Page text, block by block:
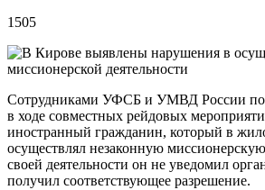
1505
Сотрудниками УФСБ и УМВД России по
в ходе совместных рейдовых
иностранный гражданин, который в
осуществлял незаконную
своей деятельности он не уведомил
получил соответствующее разрешение.